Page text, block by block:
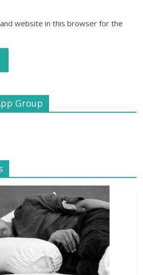
website in this browser for the
Group